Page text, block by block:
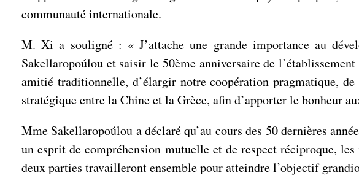
communauté internationale.
M. Xi a souligné : « J’attache une grande importance au
Sakellaropoúlou et saisir le 50ème anniversaire de
amitié traditionnelle, d’élargir notre coopération pragmatique,
stratégique entre la Chine et la Grèce, afin d’apporter le bonheur
Mme Sakellaropoúlou a déclaré qu’au cours des 50 dernières
un esprit de compréhension mutuelle et de respect réciproque,
deux parties travailleront ensemble pour atteindre l’objectif